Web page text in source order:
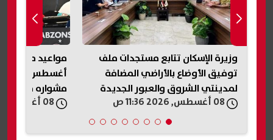
وزيرة الإسكان تتابع مستجدات ملف
توفيق الأوضاع بالأراضي المضافة
لمدينتي الشروق والعبور الجديدة
مواعيد
مشواره مع